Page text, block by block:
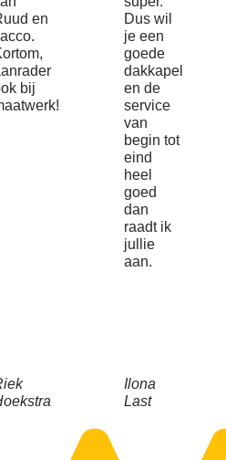
en
bij
Dus wil
je een
goede
dakkapel
en de
service
van
begin tot
eind
heel
goed
dan
raadt ik
jullie
aan.
Ilona
Last